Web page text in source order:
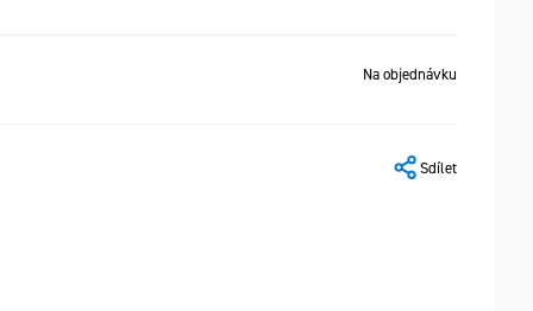
Sdílet
Na objednávku